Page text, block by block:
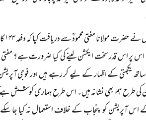
کے اظہار کے لیے کر رہے ہیں اور فوجی آپریشن
کی طرح ہم بھی نشانہ ہیں۔ اس طرح ہماری کوشش ہے
اس آپریشن کو پنجاب کے خلاف استعمال نہ کیا جا